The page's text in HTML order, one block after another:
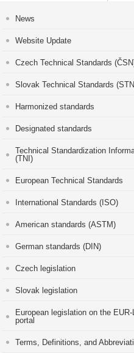
News
Website Update
Czech Technical Standards
Slovak Technical Standards
Harmonized standards
Designated standards
Technical Standardization
(TNI)
European Technical Standards
International Standards (ISO)
American standards (ASTM)
German standards (DIN)
Czech legislation
Slovak legislation
European legislation on the EUR-
portal
Terms, Definitions, and